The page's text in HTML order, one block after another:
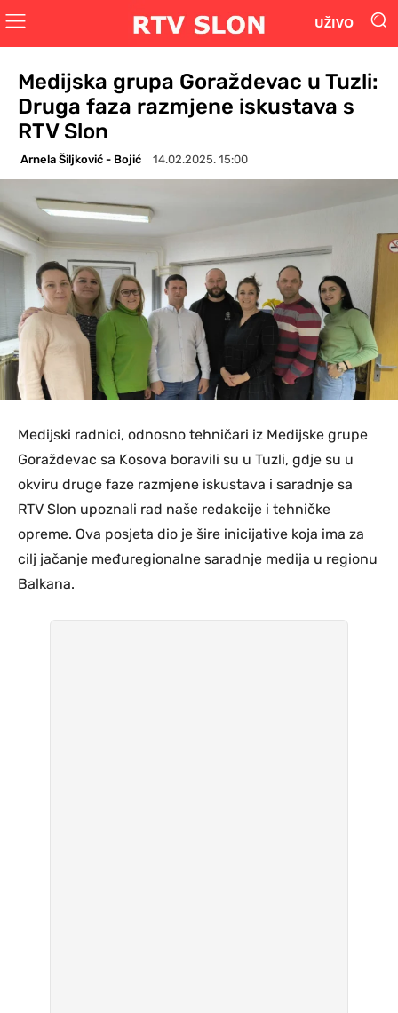
UŽIVO
Medijska grupa Goraždevac u Tuzli:
Druga faza razmjene iskustava s
RTV Slon
Arnela Šiljković - Bojić 14.02.2025. 15:00
Medijski radnici, odnosno tehničari iz Medijske grupe
Goraždevac sa Kosova boravili su u Tuzli, gdje su u
okviru druge faze razmjene iskustava i saradnje sa
RTV Slon upoznali rad naše redakcije i tehničke
opreme. Ova posjeta dio je šire inicijative koja ima za
cilj jačanje međuregionalne saradnje medija u regionu
Balkana.